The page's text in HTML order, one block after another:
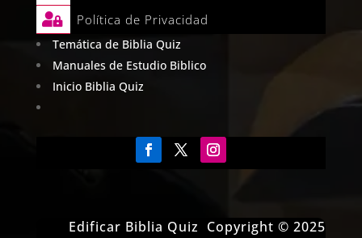
 Política de Privacidad
Temática de Biblia Quiz
Manuales de Estudio Biblico
Inicio Biblia Quiz
Edificar Biblia Quiz Copyright © 2025